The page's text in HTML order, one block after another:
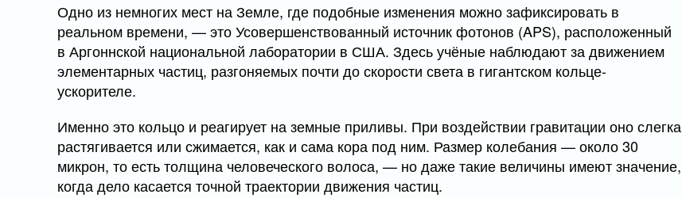
Одно из немногих мест на Земле, где подобные изменения можно зафиксировать в
реальном времени, — это Усовершенствованный источник фотонов (APS), расположенный
в Аргоннской национальной лаборатории в США. Здесь учёные наблюдают за движением
элементарных частиц, разгоняемых почти до скорости света в гигантском кольце-
ускорителе.
Именно это кольцо и реагирует на земные приливы. При воздействии гравитации оно слегка
растягивается или сжимается, как и сама кора под ним. Размер колебания — около 30
микрон, то есть толщина человеческого волоса, — но даже такие величины имеют значение,
когда дело касается точной траектории движения частиц.